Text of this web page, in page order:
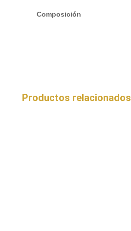
Composición
Productos relacionados